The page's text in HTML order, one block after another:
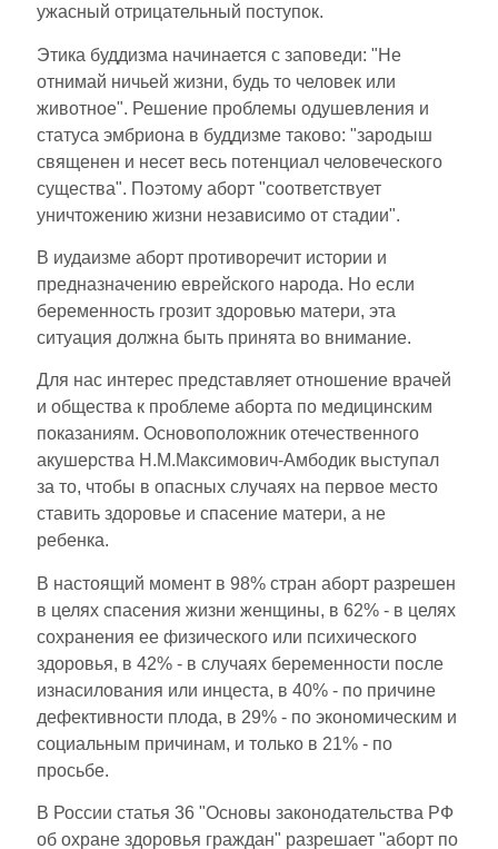
ужасный отрицательный поступок.
Этика буддизма начинается с заповеди: "Не
отнимай ничьей жизни, будь то человек или
животное". Решение проблемы одушевления и
статуса эмбриона в буддизме таково: "зародыш
священен и несет весь потенциал человеческого
существа". Поэтому аборт "соответствует
уничтожению жизни независимо от стадии".
В иудаизме аборт противоречит истории и
предназначению еврейского народа. Но если
беременность грозит здоровью матери, эта
ситуация должна быть принята во внимание.
Для нас интерес представляет отношение врачей
и общества к проблеме аборта по медицинским
показаниям. Основоположник отечественного
акушерства Н.М.Максимович-Амбодик выступал
за то, чтобы в опасных случаях на первое место
ставить здоровье и спасение матери, а не
ребенка.
В настоящий момент в 98% стран аборт разрешен
в целях спасения жизни женщины, в 62% - в целях
сохранения ее физического или психического
здоровья, в 42% - в случаях беременности после
изнасилования или инцеста, в 40% - по причине
дефективности плода, в 29% - по экономическим и
социальным причинам, и только в 21% - по
просьбе.
В России статья 36 "Основы законодательства РФ
об охране здоровья граждан" разрешает "аборт по